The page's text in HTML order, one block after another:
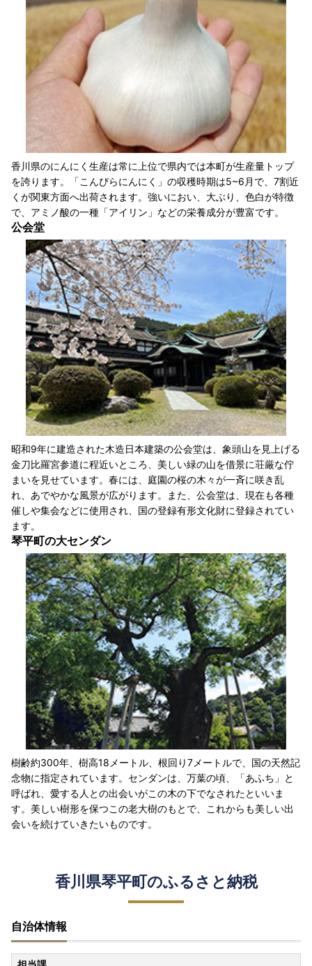
香川県のにんにく生産は常に上位で県内では本町が生産量トップ
を誇ります。「こんぴらにんにく」の収穫時期は5~6月で、7割近
くが関東方面へ出荷されます。強いにおい、大ぶり、色白が特徴
で、アミノ酸の一種「アイリン」などの栄養成分が豊富です。
公会堂
昭和9年に建造された木造日本建築の公会堂は、象頭山を見上げる
金刀比羅宮参道に程近いところ、美しい緑の山を借景に荘厳な佇
まいを見せています。春には、庭園の桜の木々が一斉に咲き乱
れ、あでやかな風景が広がります。また、公会堂は、現在も各種
催しや集会などに使用され、国の登録有形文化財に登録されてい
ます。
琴平町の大センダン
樹齢約300年、樹高18メートル、根回り7メートルで、国の天然記
念物に指定されています。センダンは、万葉の頃、「あふち」と
呼ばれ、愛する人との出会いがこの木の下でなされたといいま
す。美しい樹形を保つこの老大樹のもとで、これからも美しい出
会いを続けていきたいものです。
香川県琴平町のふるさと納税
自治体情報